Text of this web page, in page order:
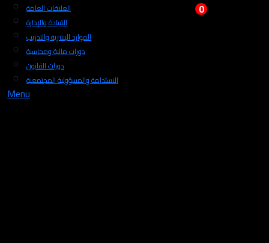
العلاقات العامة
القيادة والإدارة
الموارد البشرية والتدريب
دورات مالية ومحاسبة
دورات القانون
الاستدامة والمسؤولية المجتمعية
0
Menu